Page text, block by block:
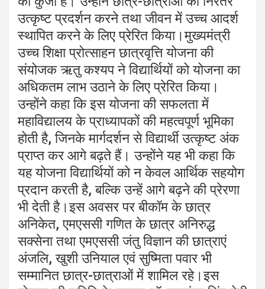
उत्कृष्ट प्रदर्शन करने तथा जीवन में उच्च आदर्श
स्थापित करने के लिए प्रेरित किया।मुख्यमंत्री
उच्च शिक्षा प्रोत्साहन छात्रवृत्ति योजना की
संयोजक ऋतु कश्यप ने विद्यार्थियों को योजना का
अधिकतम लाभ उठाने के लिए प्रेरित किया।
उन्होंने कहा कि इस योजना की सफलता में
महाविद्यालय के प्राध्यापकों की महत्वपूर्ण भूमिका
होती है, जिनके मार्गदर्शन से विद्यार्थी उत्कृष्ट अंक
प्राप्त कर आगे बढ़ते हैं। उन्होंने यह भी कहा कि
यह योजना विद्यार्थियों को न केवल आर्थिक सहयोग
प्रदान करती है, बल्कि उन्हें आगे बढ़ने की प्रेरणा
भी देती है।इस अवसर पर बीकॉम के छात्र
अनिकेत, एमएससी गणित के छात्र अनिरुद्ध
सक्सेना तथा एमएससी जंतु विज्ञान की छात्राएं
अंजलि, खुशी उनियाल एवं सुष्मिता पवार भी
सम्मानित छात्र-छात्राओं में शामिल रहे।इस